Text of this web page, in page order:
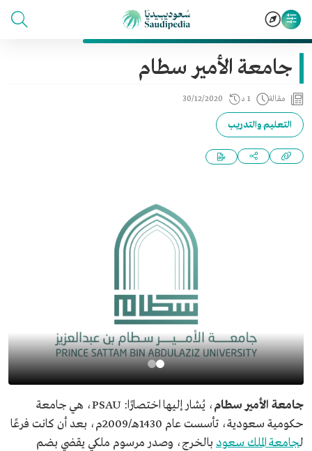
جامعة الأمير سطام
مقالة 1 د 30/12/2020
التعليم والتدريب
جامعة الأمير سطام
، يُشار إليها اختصارًا: PSAU، هي جامعة
حكومية سعودية، تأسست عام 1430هـ/2009م، بعد أن كانت فرعًا
لجامعة الملك سعود بالخرج، وصدر مرسوم ملكي يقضي بضم